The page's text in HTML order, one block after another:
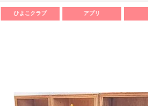
ひよこクラブ アプリ